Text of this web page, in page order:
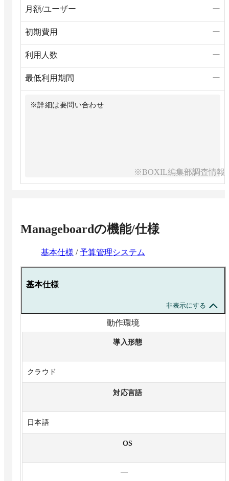
月額/ユーザー ー
初期費用 ー
利用人数 ー
最低利用期間 ー
※詳細は要問い合わせ
※BOXIL編集部調査情報
Manageboardの機能/仕様
基本仕様 /予算管理システム
基本仕様
非表示にする
動作環境
導入形態
クラウド
対応言語
日本語
OS
—